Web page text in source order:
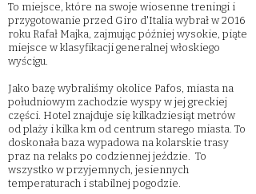
To miejsce, które na swoje wiosenne treningi i
przygotowanie przed Giro d'Italia wybrał w 2016
roku Rafał Majka, zajmując później wysokie, piąte
miejsce w klasyfikacji generalnej włoskiego
wyścigu. ​
Jako bazę wybraliśmy okolice Pafos, miasta na
południowym zachodzie wyspy w jej greckiej
części. Hotel znajduje się kilkadziesiąt metrów
od plaży i kilka km od centrum starego miasta. To
doskonała baza wypadowa na kolarskie trasy
praz na relaks po codziennej jeździe. ​ To
wszystko w przyjemnych, jesiennych
temperaturach i stabilnej pogodzie.